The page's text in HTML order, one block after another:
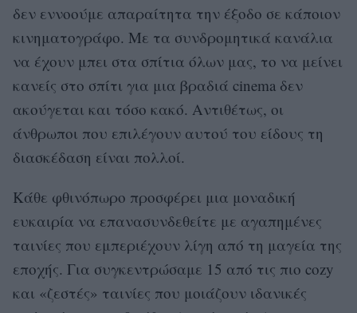
δεν εννοούμε απαραίτητα την έξοδο σε κάποιον
κινηματογράφο. Με τα συνδρομητικά κανάλια
να έχουν μπει στα σπίτια όλων μας, το να μείνει
κανείς στο σπίτι για μια βραδιά cinema δεν
ακούγεται και τόσο κακό. Αντιθέτως, οι
άνθρωποι που επιλέγουν αυτού του είδους τη
διασκέδαση είναι πολλοί.
Κάθε φθινόπωρο προσφέρει μια μοναδική
ευκαιρία να επανασυνδεθείτε με αγαπημένες
ταινίες που εμπεριέχουν λίγη από τη μαγεία της
εποχής. Για συγκεντρώσαμε 15 από τις πιο cozy
και «ζεστές» ταινίες που μοιάζουν ιδανικές